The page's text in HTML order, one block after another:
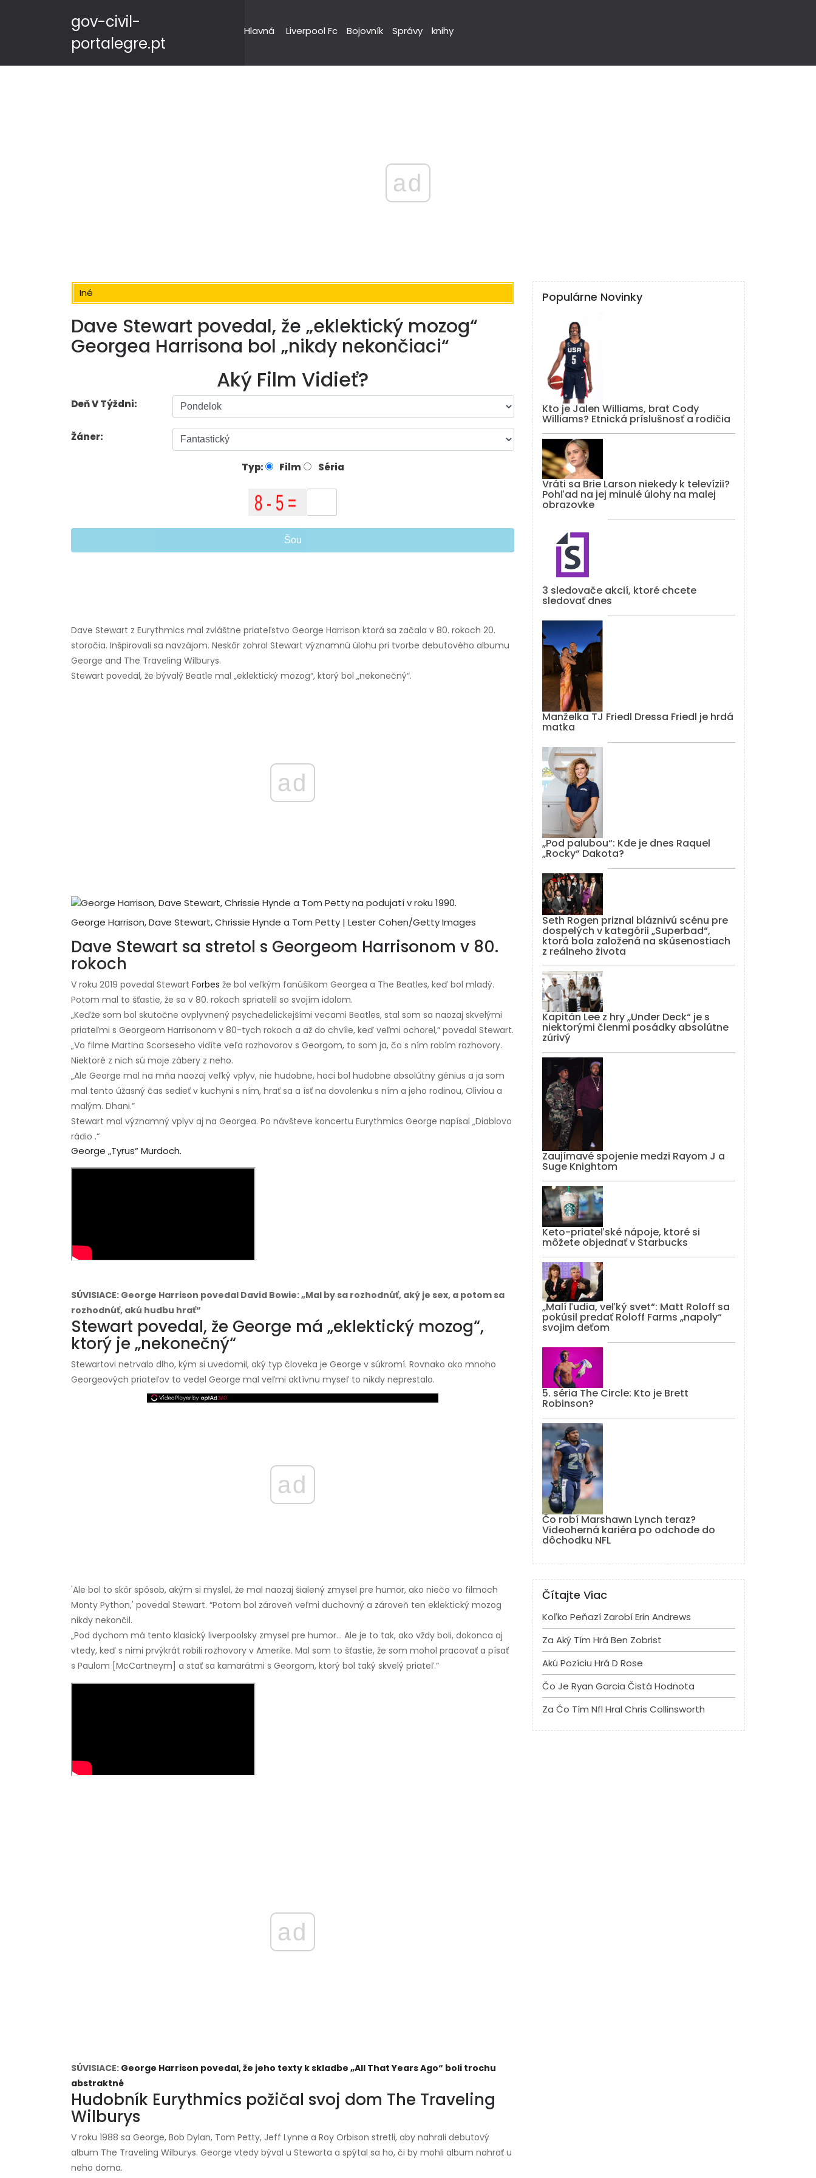
gov-civil-
portalegre.pt
Hlavná Liverpool Fc Bojovník Správy knihy
ad
Iné
Dave Stewart povedal, že „eklektický mozog“
Georgea Harrisona bol „nikdy nekončiaci“
Aký Film Vidieť?
Deň V Týždni:
Žáner:
Typ: Film Séria
Šou
Dave Stewart z Eurythmics mal zvláštne priateľstvo George Harrison ktorá sa začala v 80. rokoch 20.
storočia. Inšpirovali sa navzájom. Neskôr zohral Stewart významnú úlohu pri tvorbe debutového albumu
George and The Traveling Wilburys.
Stewart povedal, že bývalý Beatle mal „eklektický mozog“, ktorý bol „nekonečný“.
ad
George Harrison, Dave Stewart, Chrissie Hynde a Tom Petty | Lester Cohen/Getty Images
Dave Stewart sa stretol s Georgeom Harrisonom v 80.
rokoch
V roku 2019 povedal Stewart Forbes že bol veľkým fanúšikom Georgea a The Beatles, keď bol mladý.
Potom mal to šťastie, že sa v 80. rokoch spriatelil so svojím idolom.
„Keďže som bol skutočne ovplyvnený psychedelickejšími vecami Beatles, stal som sa naozaj skvelými
priateľmi s Georgeom Harrisonom v 80-tych rokoch a až do chvíle, keď veľmi ochorel,“ povedal Stewart.
„Vo filme Martina Scorseseho vidíte veľa rozhovorov s Georgom, to som ja, čo s ním robím rozhovory.
Niektoré z nich sú moje zábery z neho.
„Ale George mal na mňa naozaj veľký vplyv, nie hudobne, hoci bol hudobne absolútny génius a ja som
mal tento úžasný čas sedieť v kuchyni s ním, hrať sa a ísť na dovolenku s ním a jeho rodinou, Oliviou a
malým. Dhani.”
Stewart mal významný vplyv aj na Georgea. Po návšteve koncertu Eurythmics George napísal „Diablovo
rádio .“
George „tyrus“ Murdoch.
SÚVISIACE: George Harrison povedal David Bowie: „Mal by sa rozhodnúť, aký je sex, a potom sa
rozhodnúť, akú hudbu hrať“
Stewart povedal, že George má „eklektický mozog“,
ktorý je „nekonečný“
Stewartovi netrvalo dlho, kým si uvedomil, aký typ človeka je George v súkromí. Rovnako ako mnoho
Georgeových priateľov to vedel George mal veľmi aktívnu myseľ to nikdy neprestalo.
ad
'Ale bol to skôr spôsob, akým si myslel, že mal naozaj šialený zmysel pre humor, ako niečo vo filmoch
Monty Python,' povedal Stewart. “Potom bol zároveň veľmi duchovný a zároveň ten eklektický mozog
nikdy nekončil.
„Pod dychom má tento klasický liverpoolsky zmysel pre humor... Ale je to tak, ako vždy boli, dokonca aj
vtedy, keď s nimi prvýkrát robili rozhovory v Amerike. Mal som to šťastie, že som mohol pracovať a písať
s Paulom [McCartneym] a stať sa kamarátmi s Georgom, ktorý bol taký skvelý priateľ.“
ad
SÚVISIACE: George Harrison povedal, že jeho texty k skladbe „All That Years Ago“ boli trochu
abstraktné
Hudobník Eurythmics požičal svoj dom The Traveling
Wilburys
V roku 1988 sa George, Bob Dylan, Tom Petty, Jeff Lynne a Roy Orbison stretli, aby nahrali debutový
album The Traveling Wilburys. George vtedy býval u Stewarta a spýtal sa ho, či by mohli album nahrať u
neho doma.
Populárne Novinky
Kto je Jalen Williams, brat Cody
Williams? Etnická príslušnosť a rodičia
Vráti sa Brie Larson niekedy k televízii?
Pohľad na jej minulé úlohy na malej
obrazovke
3 sledovače akcií, ktoré chcete
sledovať dnes
Manželka TJ Friedl Dressa Friedl je hrdá
matka
„Pod palubou“: Kde je dnes Raquel
„Rocky“ Dakota?
Seth Rogen priznal bláznivú scénu pre
dospelých v kategórii „Superbad“,
ktorá bola založená na skúsenostiach
z reálneho života
Kapitán Lee z hry „Under Deck“ je s
niektorými členmi posádky absolútne
zúrivý
Zaujímavé spojenie medzi Rayom J a
Suge Knightom
Keto-priateľské nápoje, ktoré si
môžete objednať v Starbucks
„Malí ľudia, veľký svet“: Matt Roloff sa
pokúsil predať Roloff Farms „napoly“
svojim deťom
5. séria The Circle: Kto je Brett
Robinson?
Čo robí Marshawn Lynch teraz?
Videoherná kariéra po odchode do
dôchodku NFL
Čítajte Viac
Koľko Peňazí Zarobí Erin Andrews
Za Aký Tím Hrá Ben Zobrist
Akú Pozíciu Hrá D Rose
Čo Je Ryan Garcia Čistá Hodnota
Za Čo Tím Nfl Hral Chris Collinsworth